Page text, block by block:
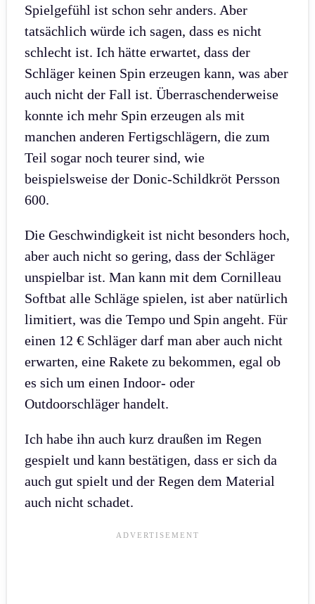
Spielgefühl ist schon sehr anders. Aber
tatsächlich würde ich sagen, dass es nicht
schlecht ist. Ich hätte erwartet, dass der
Schläger keinen Spin erzeugen kann, was aber
auch nicht der Fall ist. Überraschenderweise
konnte ich mehr Spin erzeugen als mit
manchen anderen Fertigschlägern, die zum
Teil sogar noch teurer sind, wie
beispielsweise der Donic-Schildkröt Persson
600.
Die Geschwindigkeit ist nicht besonders hoch,
aber auch nicht so gering, dass der Schläger
unspielbar ist. Man kann mit dem Cornilleau
Softbat alle Schläge spielen, ist aber natürlich
limitiert, was die Tempo und Spin angeht. Für
einen 12 € Schläger darf man aber auch nicht
erwarten, eine Rakete zu bekommen, egal ob
es sich um einen Indoor- oder
Outdoorschläger handelt.
Ich habe ihn auch kurz draußen im Regen
gespielt und kann bestätigen, dass er sich da
auch gut spielt und der Regen dem Material
auch nicht schadet.